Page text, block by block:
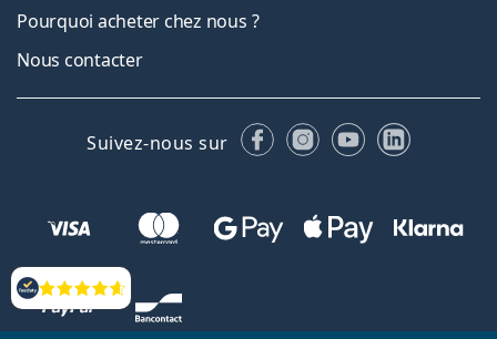
Évaluation
Pourquoi acheter chez nous ?
Nous contacter
Suivez-nous sur FacebookInstagram
YouTubeLinkedIn